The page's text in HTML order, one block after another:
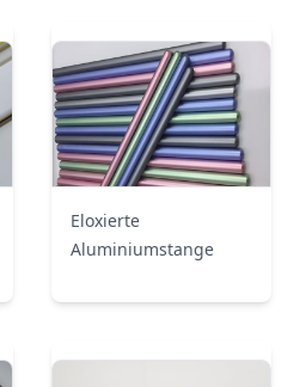
Eloxierte
Aluminiumstange